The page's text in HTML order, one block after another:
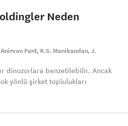
Neden
Anirvan Pant K.S. Manikandan J.
dinozorlara benzetilebilir. Ancak
yönlü şirket toplulukları